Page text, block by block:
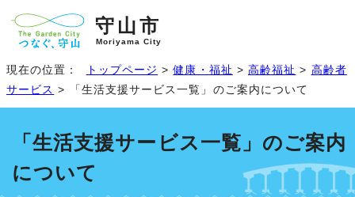
守山市
Moriyama City
現在の位置： トップページ >健康・福祉 >高齢福祉 > 高齢者
サービス > 「生活支援サービス一覧」のご案内について
「生活支援サービス一覧」のご案内
について